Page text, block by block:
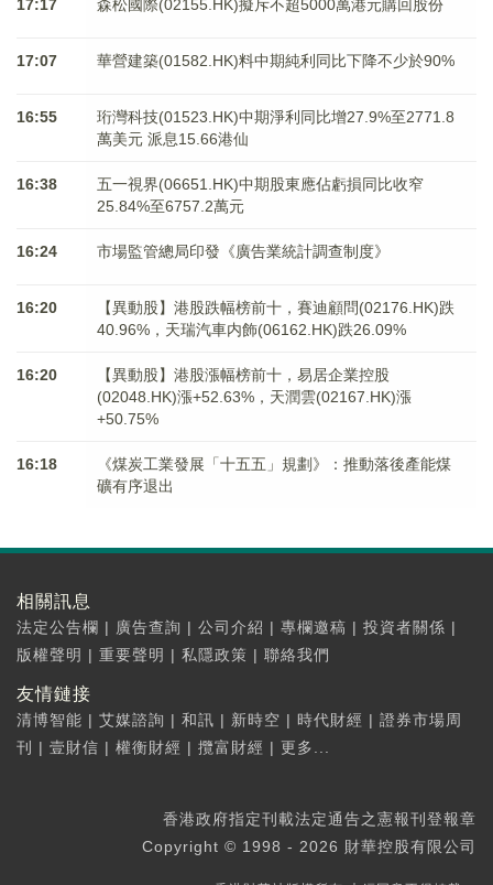
17:17 森松國際(02155.HK)擬斥不超5000萬港元購回股份
17:07 華營建築(01582.HK)料中期純利同比下降不少於90%
16:55
珩灣科技(01523.HK)中期淨利同比增27.9%至2771.8
萬美元 派息15.66港仙
16:38
五一視界(06651.HK)中期股東應佔虧損同比收窄
25.84%至6757.2萬元
16:24 市場監管總局印發《廣告業統計調查制度》
16:20
【異動股】港股跌幅榜前十，賽迪顧問(02176.HK)跌
40.96%，天瑞汽車内飾(06162.HK)跌26.09%
16:20
【異動股】港股漲幅榜前十，易居企業控股
(02048.HK)漲+52.63%，天潤雲(02167.HK)漲
+50.75%
16:18
《煤炭工業發展「十五五」規劃》：推動落後產能煤
礦有序退出
相關訊息
法定公告欄 | 廣告查詢 | 公司介紹 | 專欄邀稿 | 投資者關係 |
版權聲明 | 重要聲明 | 私隱政策 | 聯絡我們
友情鏈接
清博智能 | 艾媒諮詢 | 和訊 | 新時空 | 時代財經 | 證券市場周
刊
| 壹財信 | 權衡財經 | 攬富財經 | 更多...
香港政府指定刊載法定通告之憲報刊登報章
Copyright © 1998 - 2026 財華控股有限公司